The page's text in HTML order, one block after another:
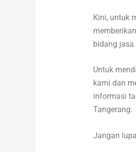
Kini, untuk
bidang
Untuk
kami dan
informasi
Tangerang.
Jangan